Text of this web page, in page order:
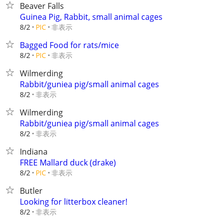
Beaver Falls
Guinea Pig, Rabbit, small animal cages
8/2 PIC 非表示
Bagged Food for rats/mice
8/2 PIC 非表示
Wilmerding
Rabbit/guniea pig/small animal cages
8/2 非表示
Wilmerding
Rabbit/guniea pig/small animal cages
8/2 非表示
Indiana
FREE Mallard duck (drake)
8/2 PIC 非表示
Butler
Looking for litterbox cleaner!
8/2 非表示